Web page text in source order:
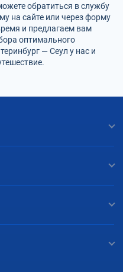
обратиться в службу
на сайте или через форму
и предлагаем вам
оптимального
— Сеул у нас и